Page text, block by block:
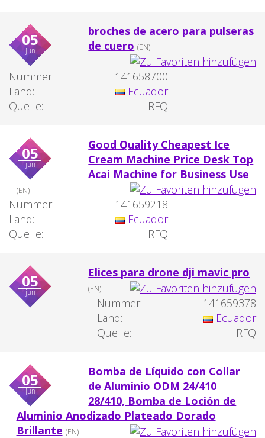
05
jun
broches de acero para pulseras
de cuero (EN)
Nummer:
141658700
Land:
Ecuador
Quelle:
RFQ
05
jun
Good Quality Cheapest Ice
Cream Machine Price Desk Top
Acai Machine for Business Use
(EN)
Nummer:
141659218
Land:
Ecuador
Quelle:
RFQ
05
jun
Elices para drone dji mavic pro
(EN)
Nummer:
141659378
Land:
Ecuador
Quelle:
RFQ
05
jun
Bomba de Líquido con Collar
de Aluminio ODM 24/410
28/410, Bomba de Loción de
Aluminio Anodizado Plateado Dorado
Brillante (EN)